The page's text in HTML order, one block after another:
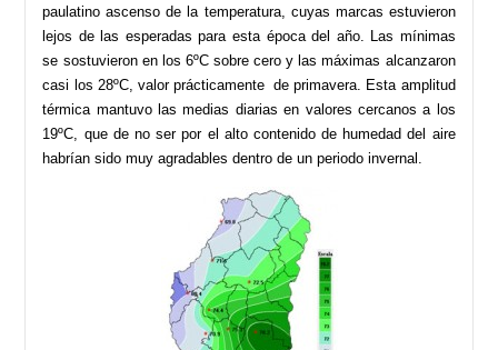
paulatino ascenso de la temperatura, cuyas marcas estuvieron
lejos de las esperadas para esta época del año. Las mínimas
se sostuvieron en los 6ºC sobre cero y las máximas alcanzaron
casi los 28ºC, valor prácticamente de primavera. Esta amplitud
térmica mantuvo las medias diarias en valores cercanos a los
19ºC, que de no ser por el alto contenido de humedad del aire
habrían sido muy agradables dentro de un periodo invernal.